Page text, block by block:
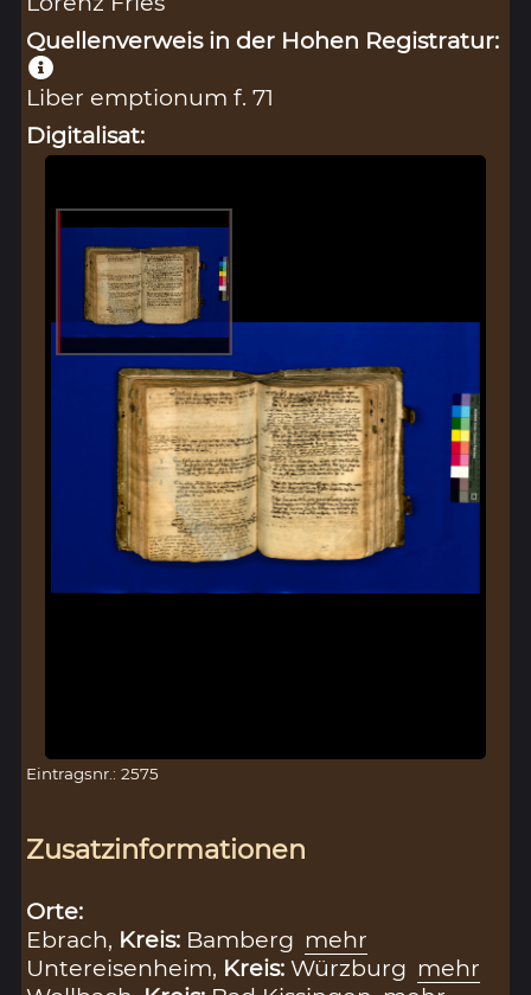
Quellenverweis in der Hohen Registratur:
Liber emptionum f. 71
Digitalisat:
Eintragsnr.: 2575
Zusatzinformationen
Orte:
Ebrach, Kreis: Bamberg mehr
Untereisenheim, Kreis:Würzburg mehr